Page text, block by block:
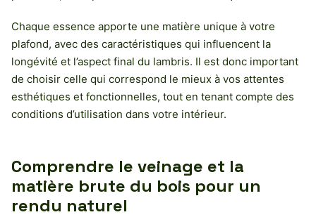
Chaque essence apporte une matière unique à votre
plafond, avec des caractéristiques qui influencent la
longévité et l’aspect final du lambris. Il est donc important
de choisir celle qui correspond le mieux à vos attentes
esthétiques et fonctionnelles, tout en tenant compte des
conditions d’utilisation dans votre intérieur.
Comprendre le veinage et la
matière brute du bois pour un
rendu naturel